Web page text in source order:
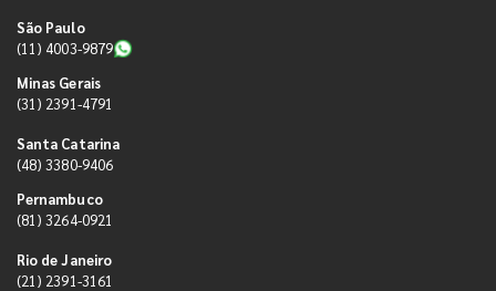
São Paulo
(11) 4003-9879
Minas Gerais
(31) 2391-4791
Santa Catarina
(48) 3380-9406
Pernambuco
(81) 3264-0921
Rio de Janeiro
(21) 2391-3161